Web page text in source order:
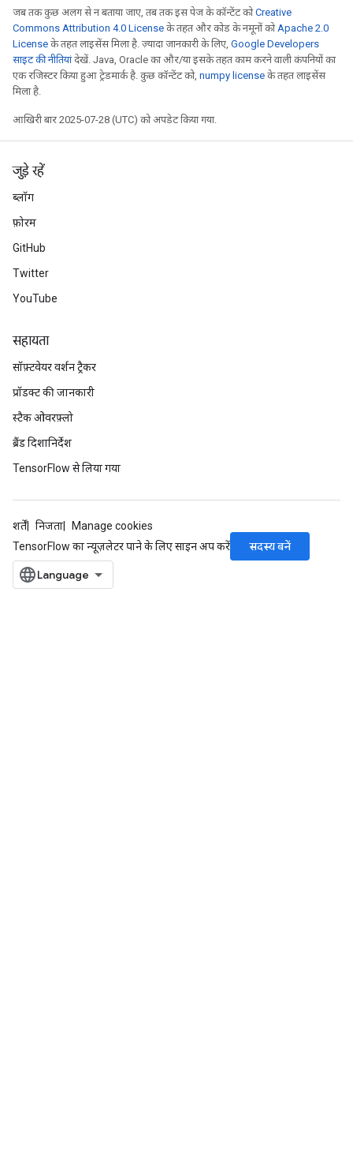
जब तक कुछ अलग से न बताया जाए, तब तक इस पेज के कॉन्टेंट कोCreative
Commons Attribution 4.0 License के तहत और कोड के नमूनों कोApache 2.0
License के तहत लाइसेंस मिला है. ज़्यादा जानकारी के लिए, Google Developers
साइट की नीतियांदेखें. Java, Oracle का और/या इसके तहत काम करने वाली कंपनियों का
एक रजिस्टर किया हुआ ट्रेडमार्क है. कुछ कॉन्टेंट को, numpy license के तहत लाइसेंस
मिला है.
आखिरी बार 2025-07-28 (UTC) को अपडेट किया गया.
जुड़े रहें
ब्लॉग
फ़ोरम
GitHub
Twitter
YouTube
सहायता
सॉफ़्टवेयर वर्शन ट्रैकर
प्रॉडक्ट की जानकारी
स्टैक ओवरफ़्लो
ब्रैंड दिशानिर्देश
TensorFlow से लिया गया
शर्तें निजता
Manage cookies
TensorFlow का न्यूज़लेटर पाने के लिए साइन अप करें
सदस्य बनें